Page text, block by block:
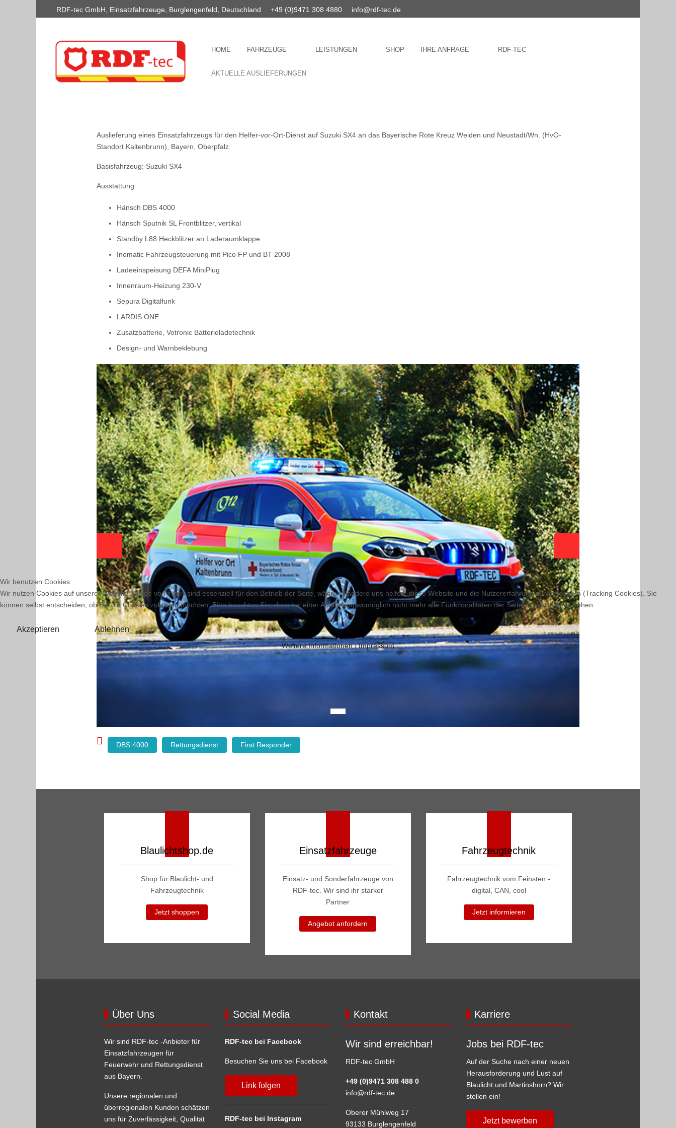
RDF-tec GmbH, Einsatzfahrzeuge, Burglengenfeld, Deutschland +49 (0)9471 308 4880 info@rdf-tec.de
HOME FAHRZEUGE LEISTUNGEN SHOP IHRE ANFRAGE RDF-TEC
AKTUELLE AUSLIEFERUNGEN
Auslieferung eines Einsatzfahrzeugs für den Helfer-vor-Ort-Dienst auf Suzuki SX4 an das Bayerische Rote Kreuz Weiden und Neustadt/Wn. (HvO-
Standort Kaltenbrunn), Bayern, Oberpfalz
Basisfahrzeug: Suzuki SX4
Ausstattung:
Hänsch DBS 4000
Hänsch Sputnik SL Frontblitzer, vertikal
Standby L88 Heckblitzer an Laderaumklappe
Inomatic Fahrzeugsteuerung mit Pico FP und BT 2008
Ladeeinspeisung DEFA MiniPlug
Innenraum-Heizung 230-V
Sepura Digitalfunk
LARDIS:ONE
Zusatzbatterie, Votronic Batterieladetechnik
Design- und Warnbeklebung
Zurück
DBS 4000 Rettungsdienst First Responder
Blaulichtshop.de
Shop für Blaulicht- und
Fahrzeugtechnik
Jetzt shoppen
Einsatzfahrzeuge
Einsatz- und Sonderfahrzeuge von
RDF-tec. Wir sind ihr starker
Partner
Angebot anfordern
Fahrzeugtechnik
Fahrzeugtechnik vom Feinsten -
digital, CAN, cool
Jetzt informieren
Über Uns
Wir sind RDF-tec -Anbieter für
Einsatzfahrzeugen für
Feuerwehr und Rettungsdienst
aus Bayern.
Unsere regionalen und
überregionalen Kunden schätzen
uns für Zuverlässigkeit, Qualität
Social Media
RDF-tec bei Facebook
Besuchen Sie uns bei Facebook
Link folgen
RDF-tec bei Instagram
Kontakt
Wir sind erreichbar!
RDF-tec GmbH
+49 (0)9471 308 488 0
info@rdf-tec.de
Oberer Mühlweg 17
93133 Burglengenfeld
Karriere
Jobs bei RDF-tec
Auf der Suche nach einer neuen
Herausforderung und Lust auf
Blaulicht und Martinshorn? Wir
stellen ein!
Jetzt bewerben
Wir benutzen Cookies
Wir nutzen Cookies auf unserer Website. Einige von ihnen sind essenziell für den Betrieb der Seite, während andere uns helfen, diese Website und die Nutzererfahrung zu verbessern (Tracking Cookies). Sie
können selbst entscheiden, ob Sie die Cookies zulassen möchten. Bitte beachten Sie, dass bei einer Ablehnung womöglich nicht mehr alle Funktionalitäten der Seite zur Verfügung stehen.
Akzeptieren Ablehnen
Weitere Informationen|Impressum